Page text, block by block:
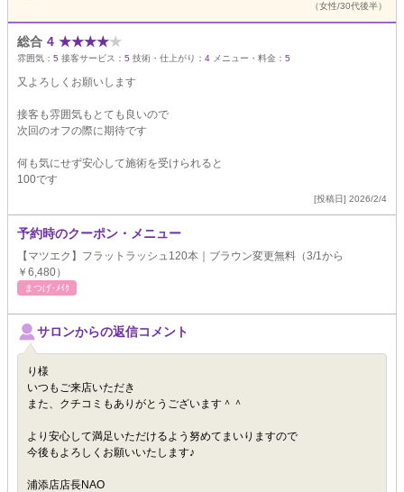
（女性/30代後半）
総合 4 ★★★★★
雰囲気： 5 接客サービス： 5 技術・仕上がり： 4 メニュー・料金： 5
又よろしくお願いします
接客も雰囲気もとても良いので
次回のオフの際に期待です
何も気にせず安心して施術を受けられると
100です
[投稿日] 2026/2/4
予約時のクーポン・メニュー
【マツエク】フラットラッシュ120本｜ブラウン変更無料（3/1から
￥6,480）
まつげ･ﾒｲｸ
サロンからの返信コメント
り様
いつもご来店いただき
また、クチコミもありがとうございます＾＾
より安心して満足いただけるよう努めてまいりますので
今後もよろしくお願いいたします♪
浦添店店長NAO